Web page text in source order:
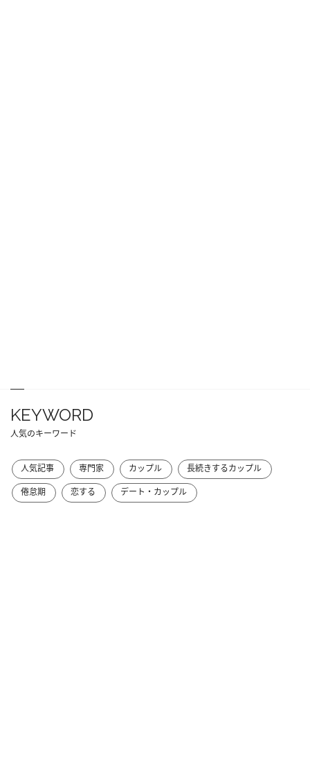
KEYWORD
人気のキーワード
人気記事 専門家 カップル
長続きするカップル
倦怠期
恋する デート・カップル